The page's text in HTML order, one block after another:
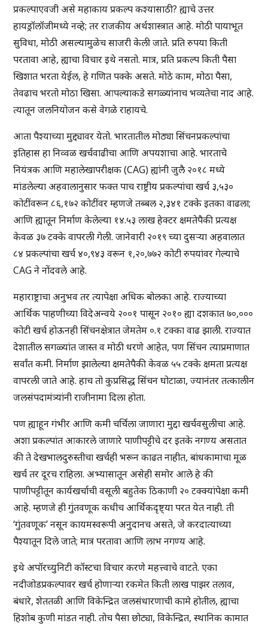
प्रकल्पाएवजी असे महाकाय प्रकल्प कश्यासाठी? ह्याचे उत्तर
हायड्रॉलॉजीमध्ये नव्हे; तर राजकीय अर्थशास्त्रात आहे. मोठी पायाभूत
सुविधा, मोठी असल्यामुळेच साजरी केली जाते. प्रति रुपया किती
परतावा आहे, ह्याचा विचार इथे नसतो. मात्र, प्रति प्रकल्प किती पैसा
खिशात भरता येईल, हे गणित पक्के असते. मोठे काम, मोठा पैसा,
तेवढाच भरतो मोठा खिसा. आपल्याकडे सगळ्यांनाच भव्यतेचा नाद आहे.
त्यातून जलनियोजन कसे वेगळे राहायचे.
आता पैश्याच्या मुद्द्यावर येतो. भारतातील मोठ्या सिंचनप्रकल्पांचा
इतिहास हा निव्वळ खर्चवाढीचा आणि अपयशाचा आहे. भारताचे
नियंत्रक आणि महालेखापरीक्षक (CAG) ह्यांनी जुलै २०१८ मध्ये
मांडलेल्या अहवालानुसार फक्त पाच राष्ट्रीय प्रकल्पांचा खर्च ३,५३०
कोटींवरून ८६,१७२ कोटींवर म्हणजे तब्बल २,३४१ टक्के इतका वाढला;
आणि ह्यातून निर्माण केलेल्या १४.५३ लाख हेक्टर क्षमतेपैकी प्रत्यक्ष
केवळ ३७ टक्के वापरली गेली. जानेवारी २०१९ च्या दुसऱ्या अहवालात
८४ प्रकल्पांचा खर्च ४०,९४३ वरून १,२०,७७२ कोटी रुपयांवर गेल्याचे
CAG ने नोंदवले आहे.
महाराष्ट्राचा अनुभव तर त्यापेक्षा अधिक बोलका आहे. राज्याच्या
आर्थिक पाहणीच्या विदेअन्वये २००१ पासून २०१० ह्या दशकात ७०,०००
कोटी खर्च होऊनही सिंचनक्षेत्रात जेमतेम ०.१ टक्का वाढ झाली. राज्यात
देशातील सगळ्यांत जास्त व मोठी धरणे आहेत, पण सिंचन त्याप्रमाणात
सर्वांत कमी. निर्माण झालेल्या क्षमतेपैकी केवळ ५५ टक्के क्षमता प्रत्यक्ष
वापरली जाते आहे. हाच तो कुप्रसिद्ध सिंचन घोटाळा, ज्यानंतर तत्कालीन
जलसंपदामंत्र्यांनी राजीनामा दिला होता.
पण ह्याहून गंभीर आणि कमी चर्चिला जाणारा मुद्दा खर्चवसुलीचा आहे.
अशा प्रकल्पांत आकारले जाणारे पाणीपट्टीचे दर इतके नगण्य असतात
की ते देखभालदुरुस्तीचा खर्चही भरून काढत नाहीत, बांधकामाचा मूळ
खर्च तर दूरच राहिला. अभ्यासातून असेही समोर आले हे की
पाणीपट्टीतून कार्यखर्चाची वसूली बहुतेक ठिकाणी २० टक्क्यांपेक्षा कमी
आहे. म्हणजे ही गुंतवणूक कधीच आर्थिकदृष्ट्या परत येत नाही. ती
‘गुंतवणूक’ नसून कायमस्वरूपी अनुदानच असते, जे करदात्याच्या
पैश्यातून दिले जाते; मात्र परतावा आणि लाभ नगण्य आहे.
इथे अपॉरच्युनिटी कॉस्टचा विचार करणे महत्त्वाचे वाटते. एका
नदीजोडप्रकल्पावर खर्च होणाऱ्या रकमेत किती लाख पाझर तलाव,
बंधारे, शेततळी आणि विकेन्द्रित जलसंधारणाची कामे होतील, ह्याचा
हिशोब कुणी मांडत नाही. तोच पैसा छोट्या, विकेन्द्रित, स्थानिक कामात